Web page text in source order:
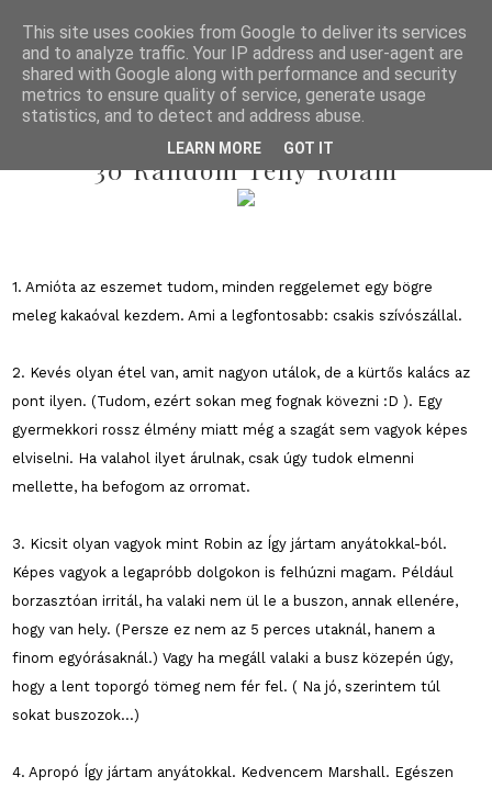
2013/04/02
30 Random Tény Rólam
1. Amióta az eszemet tudom, minden reggelemet egy bögre
meleg kakaóval kezdem. Ami a legfontosabb: csakis szívószállal.
2. Kevés olyan étel van, amit nagyon utálok, de a kürtős kalács az
pont ilyen. (Tudom, ezért sokan meg fognak kövezni :D ). Egy
gyermekkori rossz élmény miatt még a szagát sem vagyok képes
elviselni. Ha valahol ilyet árulnak, csak úgy tudok elmenni
mellette, ha befogom az orromat.
3. Kicsit olyan vagyok mint Robin az Így jártam anyátokkal-ból.
Képes vagyok a legapróbb dolgokon is felhúzni magam. Például
borzasztóan irritál, ha valaki nem ül le a buszon, annak ellenére,
hogy van hely. (Persze ez nem az 5 perces utaknál, hanem a
finom egyórásaknál.) Vagy ha megáll valaki a busz közepén úgy,
hogy a lent toporgó tömeg nem fér fel. ( Na jó, szerintem túl
sokat buszozok...)
4. Apropó Így jártam anyátokkal. Kedvencem Marshall. Egészen
This site uses cookies from Google to deliver its services
and to analyze traffic. Your IP address and user-agent are
shared with Google along with performance and security
metrics to ensure quality of service, generate usage
statistics, and to detect and address abuse.
LEARN MORE GOT IT